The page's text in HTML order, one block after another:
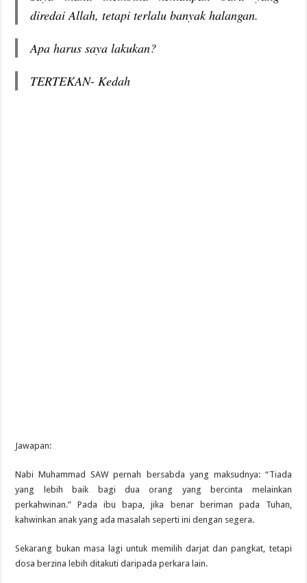
diredai Allah, tetapi terlalu banyak halangan.
Apa harus saya lakukan?
TERTEKAN- Kedah
Jawapan:
Nabi Muhammad SAW pernah bersabda yang maksudnya: “Tiada
yang lebih baik bagi dua orang yang bercinta melainkan
perkahwinan.” Pada ibu bapa, jika benar beriman pada Tuhan,
kahwinkan anak yang ada masalah seperti ini dengan segera.
Sekarang bukan masa lagi untuk memilih darjat dan pangkat, tetapi
dosa berzina lebih ditakuti daripada perkara lain.